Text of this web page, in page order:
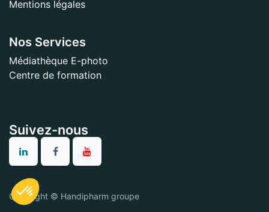
Mentions légales
Nos Services
Médiathèque E-photo
Centre de formation
Suivez-nous
Copyright © Handipharm groupe